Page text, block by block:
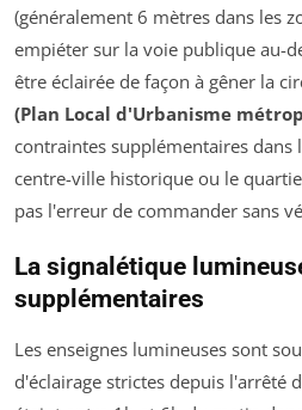
(généralement 6 mètres dans les
empiéter sur la voie publique au-
être éclairée de façon à gêner la
(Plan Local d'Urbanisme
contraintes supplémentaires dans
centre-ville historique ou le
pas l'erreur de commander sans
La signalétique
supplémentaires
Les enseignes lumineuses sont
d'éclairage strictes depuis l'arrêté